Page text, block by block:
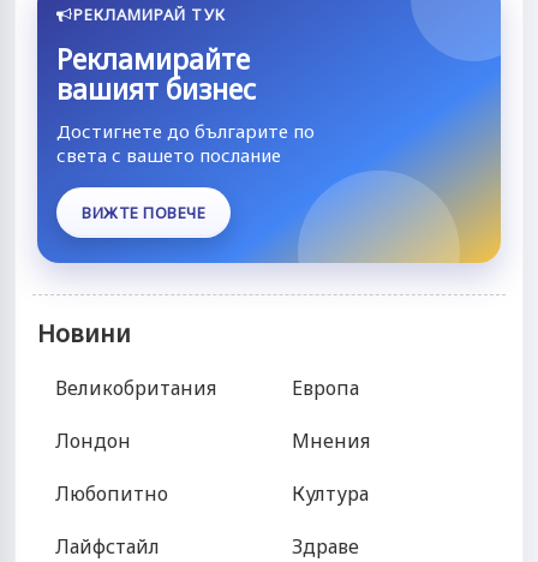
РЕКЛАМИРАЙ ТУК
Рекламирайте
вашият бизнес
Достигнете до българите по
света с вашето послание
ВИЖТЕ ПОВЕЧЕ
Новини
Великобритания
Лондон
Любопитно
Лайфстайл
Европа
Мнения
Култура
Здраве